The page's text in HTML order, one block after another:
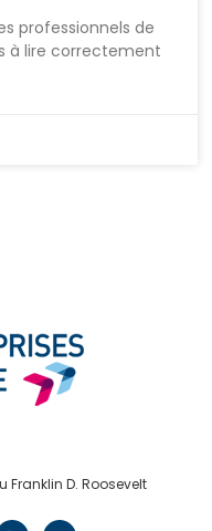
professionnels de
à lire correctement
D. Roosevelt